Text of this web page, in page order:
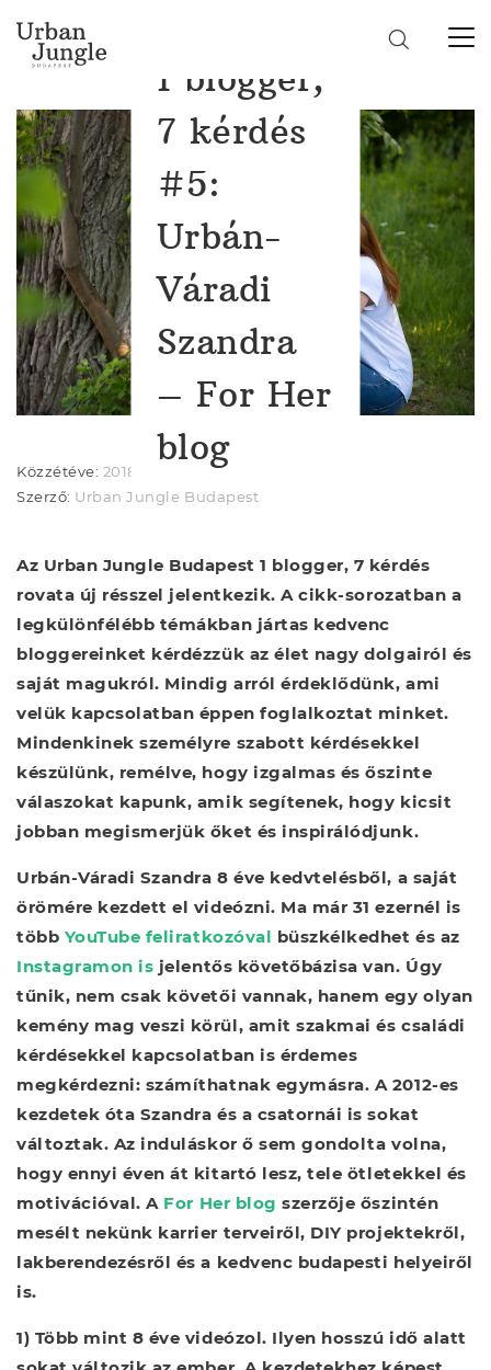
1 blogger,
7 kérdés
#5:
Urbán-
Váradi
Szandra
– For Her
blog
Közzétéve: 2018-04-14
Szerző: Urban Jungle Budapest
Az Urban Jungle Budapest 1 blogger, 7 kérdés
rovata új résszel jelentkezik. A cikk-sorozatban a
legkülönfélébb témákban jártas kedvenc
bloggereinket kérdézzük az élet nagy dolgairól és
saját magukról. Mindig arról érdeklődünk, ami
velük kapcsolatban éppen foglalkoztat minket.
Mindenkinek személyre szabott kérdésekkel
készülünk, remélve, hogy izgalmas és őszinte
válaszokat kapunk, amik segítenek, hogy kicsit
jobban megismerjük őket és inspirálódjunk.
Urbán-Váradi Szandra 8 éve kedvtelésből, a saját
örömére kezdett el videózni. Ma már 31 ezernél is
több YouTube feliratkozóval büszkélkedhet és az
Instagramon is jelentős követőbázisa van. Úgy
tűnik, nem csak követői vannak, hanem egy olyan
kemény mag veszi körül, amit szakmai és családi
kérdésekkel kapcsolatban is érdemes
megkérdezni: számíthatnak egymásra. A 2012-es
kezdetek óta Szandra és a csatornái is sokat
változtak. Az induláskor ő sem gondolta volna,
hogy ennyi éven át kitartó lesz, tele ötletekkel és
motivációval. A For Her blog szerzője őszintén
mesélt nekünk karrier terveiről, DIY projektekről,
lakberendezésről és a kedvenc budapesti helyeiről
is.
1) Több mint 8 éve videózol. Ilyen hosszú idő alatt